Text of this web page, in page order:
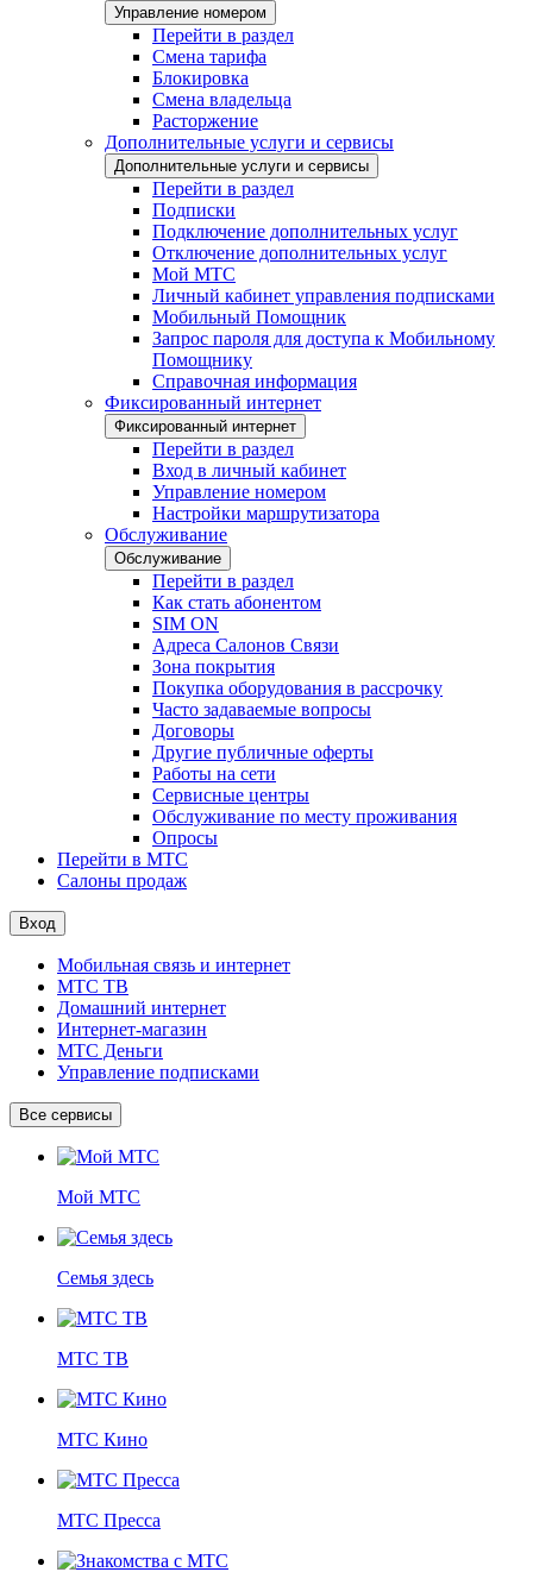
Управление номером
Перейти в раздел
Смена тарифа
Блокировка
Смена владельца
Расторжение
Дополнительные услуги и сервисы
Дополнительные услуги и сервисы
Перейти в раздел
Подписки
Подключение дополнительных услуг
Отключение дополнительных услуг
Мой МТС
Личный кабинет управления подписками
Мобильный Помощник
Запрос пароля для доступа к Мобильному
Помощнику
Справочная информация
Фиксированный интернет
Фиксированный интернет
Перейти в раздел
Вход в личный кабинет
Управление номером
Настройки маршрутизатора
Обслуживание
Обслуживание
Перейти в раздел
Как стать абонентом
SIM ON
Адреса Салонов Связи
Зона покрытия
Покупка оборудования в рассрочку
Часто задаваемые вопросы
Договоры
Другие публичные оферты
Работы на сети
Сервисные центры
Обслуживание по месту проживания
Опросы
Перейти в МТС
Салоны продаж
Вход
Мобильная связь и интернет
МТС ТВ
Домашний интернет
Интернет-магазин
МТС Деньги
Управление подписками
Все сервисы
Мой МТС
Семья здесь
МТС ТВ
МТС Кино
МТС Пресса